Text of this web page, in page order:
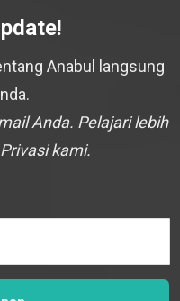
Anabul langsung
Anda. Pelajari lebih
kami.